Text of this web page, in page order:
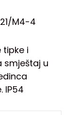
M4-4
tipke i
smještaj u
IP54